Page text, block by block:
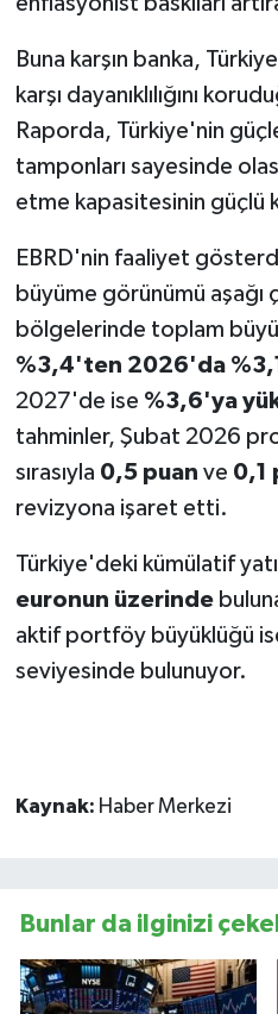
Buna karşın banka,
karşı dayanıklılığını
Raporda, Türkiye'nin
tamponları sayesinde
etme kapasitesinin güçlü
EBRD'nin faaliyet
büyüme görünümü
bölgelerinde toplam
%3,4'ten 2026'da
2027'de ise %3,6'ya
tahminler, Şubat 2026
sırasıyla 0,5 puan ve 0,1
revizyona işaret etti.
Türkiye'deki kümülatif
euronun üzerinde
aktif portföy büyüklüğü
seviyesinde bulunuyor.
Kaynak: Haber Merkezi
Bunlar da ilginizi